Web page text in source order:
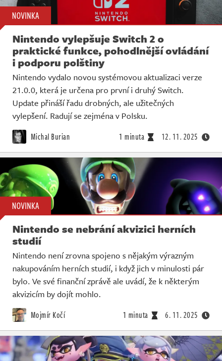
NOVINKA
Nintendo vylepšuje Switch 2 o
praktické funkce, pohodlnější ovládání
i podporu polštiny
Nintendo vydalo novou systémovou aktualizaci verze
21.0.0, která je určena pro první i druhý Switch.
Update přináší řadu drobných, ale užitečných
vylepšení. Radují se zejména v Polsku.
Michal Burian 1 minuta 12. 11. 2025
NOVINKA
Nintendo se nebrání akvizici herních
studií
Nintendo není zrovna spojeno s nějakým výrazným
nakupováním herních studií, i když jich v minulosti pár
bylo. Ve své finanční zprávě ale uvádí, že k některým
akvizicím by dojít mohlo.
Mojmír Kočí 1 minuta 6. 11. 2025